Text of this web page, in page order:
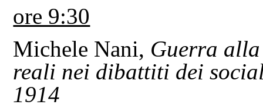
ore 9:30
Michele Nani, Guerra
reali nei dibattiti dei
1914